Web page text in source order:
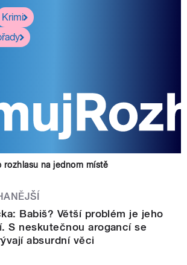
Krimi
rozhlasu na jednom místě
Babiš? Větší problém je jeho
S neskutečnou arogancí se
absurdní věci